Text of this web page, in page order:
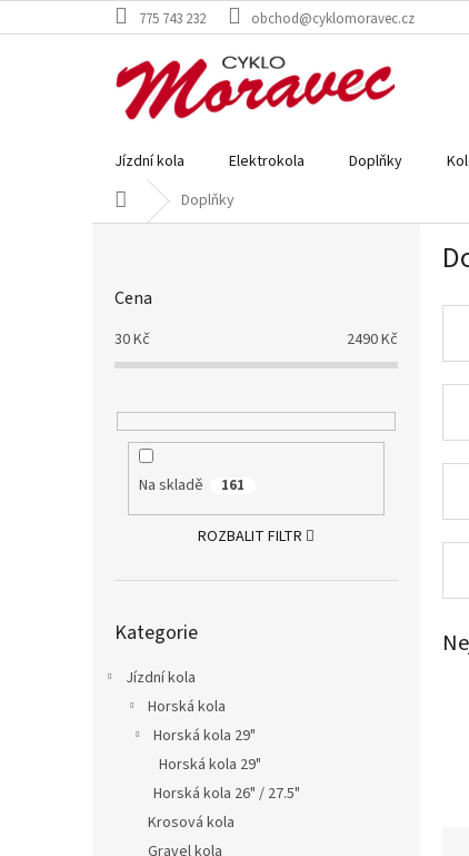
na
775 743 232 obchod@cyklomoravec.cz
Jízdní kola Elektrokola Doplňky
Domů Doplňky
Cena
30Kč 2490Kč
Na skladě 161
ROZBALIT FILTR
kategorie
Kategorie
Jízdní kola
Horská kola
Horská kola 29"
Horská kola 29"
Horská kola 26" / 27.5"
Krosová kola
Gravel kola